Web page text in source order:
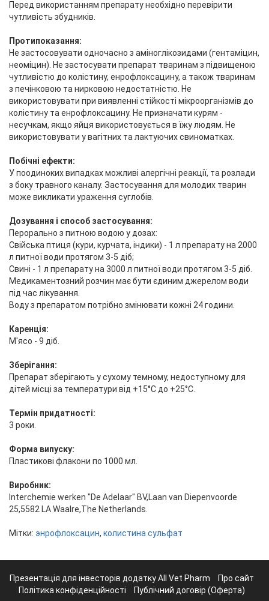
Перед використанням препарату необхідно перевірити
чутливість збудників.
Протипоказання:
Не застосовувати одночасно з аміноглікозидами (гентаміцин,
неоміцин). Не застосувати препарат тваринам з підвищеною
чутливістю до колістину, енрофлоксацину, а також тваринам
з печінковою та нирковою недостатністю. Не
використовувати при виявленні стійкості мікроорганізмів до
колістину та енрофлоксацину. Не призначати курям -
несучкам, якщо яйця використовується в їжу людям. Не
використовувати у вагітних та лактуючих свиноматках.
Побічні ефекти:
У поодиноких випадках можливі алергічні реакції, та розлади
з боку травного каналу. Застосування для молодих тварин
може викликати ураження суглобів.
Дозування і способ застосування:
Перорально з питною водою у дозах:
Свійська птиця (кури, курчата, індики) - 1 л препарату на 2000
л питної води протягом 3-5 діб;
Свині - 1 л препарату на 3000 л питної води протягом 3-5 діб.
Медикаментозний розчин має бути єдиним джерелом води
під час лікування.
Воду з препаратом потрібно змінювати кожні 24 години.
Каренція:
М'ясо - 9 діб.
Зберігання:
Препарат зберігають у сухому темному, недоступному для
дітей місці за температури від +15°С до +25°С.
Термін придатності:
3 роки.
Форма випуску:
Пластикові флакони по 1000 мл.
Виробник:
Interchemie werken "De Adelaar" BV,Laan van Diepenvoorde
25,5582 LA Waalre,The Netherlands.
Мітки: энрофлоксацин, колистина сульфат
Презентація для інвесторів додатку All Vet Pharm
Про сайт
Політика конфіденційності
Публічний договір (Оферта)